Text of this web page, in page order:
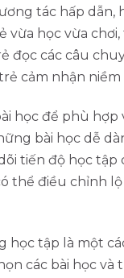
tác hấp
vừa học vừa
đọc các câu
cảm nhận niềm
học để phù hợp
bài học dễ
tiến độ học tập
thể điều chỉnh
học tập là một
các bài học